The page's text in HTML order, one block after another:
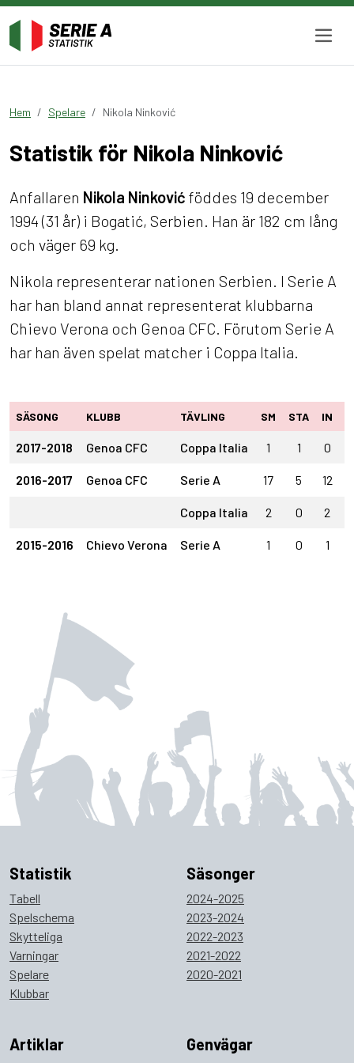
Hem Spelare Nikola Ninković
Statistik för Nikola Ninković
Anfallaren Nikola Ninković föddes 19 december
1994 (31 år) i Bogatić, Serbien. Han är 182 cm lång
och väger 69 kg.
Nikola representerar nationen Serbien. I Serie A
har han bland annat representerat klubbarna
Chievo Verona och Genoa CFC. Förutom Serie A
har han även spelat matcher i Coppa Italia.
SÄSONG KLUBB TÄVLING SM STA IN
2017-2018 Genoa CFC Coppa Italia 1 1 0
2016-2017 Genoa CFC Serie A 17 5 12
Coppa Italia 2 0 2
2015-2016 Chievo Verona Serie A 1 0 1
Statistik
Tabell
Spelschema
Skytteliga
Varningar
Spelare
Klubbar
Säsonger
2024-2025
2023-2024
2022-2023
2021-2022
2020-2021
Artiklar Genvägar